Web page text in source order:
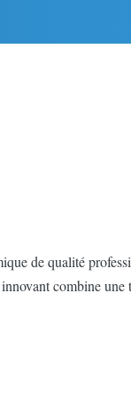
de qualité
combine